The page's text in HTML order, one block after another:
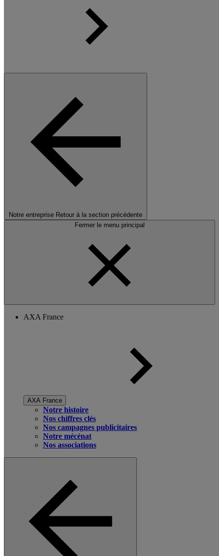
Notre entreprise Retour à la section précédente
Fermer le menu principal
AXA France
AXA France
Notre histoire
Nos chiffres clés
Nos campagnes publicitaires
Notre mécénat
Nos associations